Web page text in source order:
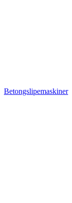
Betongslipemaskiner